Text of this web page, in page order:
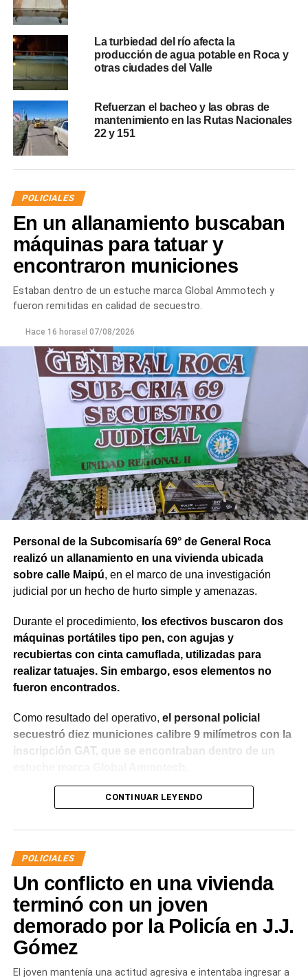
La turbiedad del río afecta la
producción de agua potable en Roca y
otras ciudades del Valle
Refuerzan el bacheo y las obras de
mantenimiento en las Rutas Nacionales
22 y 151
POLICIALES
En un allanamiento buscaban
máquinas para tatuar y
encontraron municiones
Estaban dentro de un estuche marca Global Ammotech y
fueron remitidas en calidad de secuestro.
Hace 16 horasel 07/08/2026
Personal de la Subcomisaría 69° de General Roca
realizó un allanamiento en una vivienda ubicada
sobre calle Maipú, en el marco de una investigación
judicial por un hecho de hurto simple y amenazas.
Durante el procedimiento, los efectivos buscaron dos
máquinas portátiles tipo pen, con agujas y
recubiertas con cinta camuflada, utilizadas para
realizar tatuajes. Sin embargo, esos elementos no
fueron encontrados.
Como resultado del operativo, el personal policial
secuestró diez municiones calibre 9 milímetros con la
inscripción GAT, que se encontraban dentro de un
Tras el hallazgo, se dio intervención a la Fiscalía N° 6,
calidad de secuestro y queden a disposición de la
CONTINUAR LEYENDO
POLICIALES
Un conflicto en una vivienda
terminó con un joven
demorado por la Policía en J.J.
Gómez
El joven mantenía una actitud agresiva e intentaba ingresar a